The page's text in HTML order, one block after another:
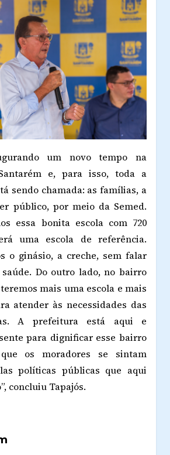
um novo tempo na
e, para isso, toda a
sendo chamada: as famílias, a
público, por meio da Semed.
essa bonita escola com 720
uma escola de referência.
o ginásio, a creche, sem falar
Do outro lado, no bairro
mais uma escola e mais
atender às necessidades das
A prefeitura está aqui e
para dignificar esse bairro
os moradores se sintam
políticas públicas que aqui
concluiu Tapajós.